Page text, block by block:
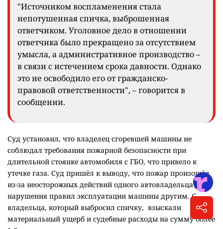
"Источником воспламенения стала
непотушенная спичка, выброшенная
ответчиком. Уголовное дело в отношении
ответчика было прекращено за отсутствием
умысла, а административное производство –
в связи с истечением срока давности. Однако
это не освободило его от гражданско-
правовой ответственности", – говорится в
сообщении.
Суд установил, что владелец сгоревшей машины не
соблюдал требования пожарной безопасности при
длительной стоянке автомобиля с ГБО, что привело к
утечке газа. Суд пришёл к выводу, что пожар произошёл
из-за неосторожных действий одного автовладельца и
нарушения правил эксплуатации машины другим. С
владельца, который выбросил спичку, взыскали
материальный ущерб и судебные расходы на сумму более